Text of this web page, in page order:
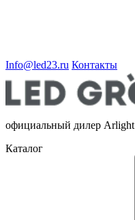
Info@led23.ru Контакты
официальный дилер Arlight
Каталог